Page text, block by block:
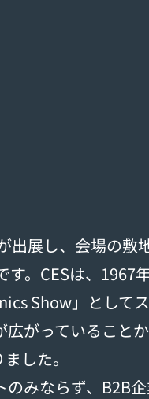
出展し、会場の敷
。CESは、1967
Show」として
がっていること
した。
みならず、B2B